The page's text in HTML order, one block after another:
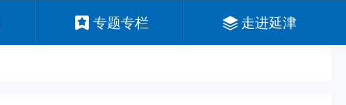
专题专栏 走进延津